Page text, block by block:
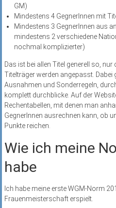
GM)
Mindestens 4 GegnerInnen mit
Mindestens 3 GegnerInnen aus
mindestens 2 verschiedene
nochmal komplizierter)
Das ist bei allen Titel generell so,
Titelträger werden angepasst. Dabei
Ausnahmen und Sonderregeln,
komplett durchblicke. Auf der
Rechentabellen, mit denen man
GegnerInnen ausrechnen kann, ob
Punkte reichen.
Wie ich meine
habe
Ich habe meine erste WGM-Norm
Frauenmeisterschaft erspielt.